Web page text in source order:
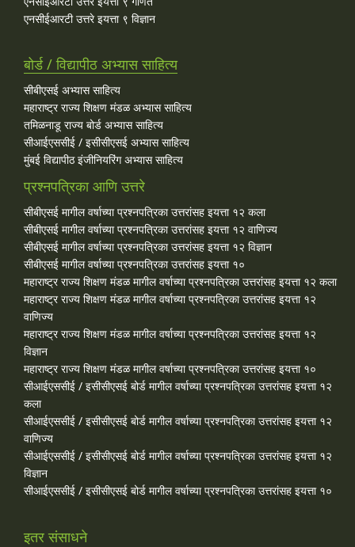
एनसीईआरटी उत्तरे इयत्ता ९ विज्ञान
बोर्ड / विद्यापीठ अभ्यास साहित्य
सीबीएसई अभ्यास साहित्य
महाराष्ट्र राज्य शिक्षण मंडळ अभ्यास साहित्य
तमिळनाडू राज्य बोर्ड अभ्यास साहित्य
सीआईएससीई / इसीसीएसई अभ्यास साहित्य
मुंबई विद्यापीठ इंजीनियरिंग अभ्यास साहित्य
प्रश्नपत्रिका आणि उत्तरे
सीबीएसई मागील वर्षाच्या प्रश्‍नपत्रिका उत्तरांसह इयत्ता १२ कला
सीबीएसई मागील वर्षाच्या प्रश्‍नपत्रिका उत्तरांसह इयत्ता १२ वाणिज्य
सीबीएसई मागील वर्षाच्या प्रश्‍नपत्रिका उत्तरांसह इयत्ता १२ विज्ञान
सीबीएसई मागील वर्षाच्या प्रश्‍नपत्रिका उत्तरांसह इयत्ता १०
महाराष्ट्र राज्य शिक्षण मंडळ मागील वर्षाच्या प्रश्‍नपत्रिका उत्तरांसह इयत्ता १२ कला
महाराष्ट्र राज्य शिक्षण मंडळ मागील वर्षाच्या प्रश्‍नपत्रिका उत्तरांसह इयत्ता १२
वाणिज्य
महाराष्ट्र राज्य शिक्षण मंडळ मागील वर्षाच्या प्रश्‍नपत्रिका उत्तरांसह इयत्ता १२
विज्ञान
महाराष्ट्र राज्य शिक्षण मंडळ मागील वर्षाच्या प्रश्‍नपत्रिका उत्तरांसह इयत्ता १०
सीआईएससीई / इसीसीएसई बोर्ड मागील वर्षाच्या प्रश्‍नपत्रिका उत्तरांसह इयत्ता १२
कला
सीआईएससीई / इसीसीएसई बोर्ड मागील वर्षाच्या प्रश्‍नपत्रिका उत्तरांसह इयत्ता १२
वाणिज्य
सीआईएससीई / इसीसीएसई बोर्ड मागील वर्षाच्या प्रश्‍नपत्रिका उत्तरांसह इयत्ता १२
विज्ञान
सीआईएससीई / इसीसीएसई बोर्ड मागील वर्षाच्या प्रश्‍नपत्रिका उत्तरांसह इयत्ता १०
इतर संसाधने